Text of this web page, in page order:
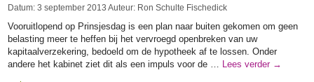
Datum: 3 september 2013 Auteur: Ron Schulte Fischedick
Vooruitlopend op Prinsjesdag is een plan naar buiten gekomen om geen
belasting meer te heffen bij het vervroegd openbreken van uw
kapitaalverzekering, bedoeld om de hypotheek af te lossen. Onder
andere het kabinet ziet dit als een impuls voor de … Lees verder →